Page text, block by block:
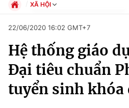
Chuyên mục
Chính trị
XÃ HỘI
Xã hội
Pháp luật
Thể thao
Truyền hình
22/06/2020 16:02 GMT+7
Hệ thống giáo
Đại tiêu chuẩn
tuyển sinh khóa